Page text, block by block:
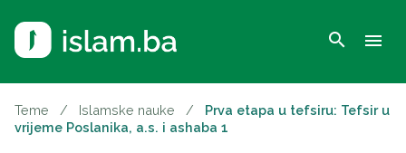
search menu
Teme / Islamske nauke /
Prva etapa u tefsiru: Tefsir u
vrijeme Poslanika, a.s. i ashaba 1